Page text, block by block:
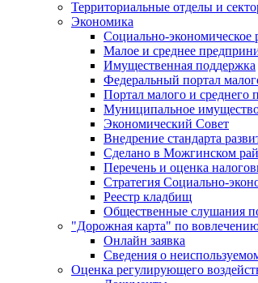
Территориальные отделы и
Экономика
Социально-экономическое
Малое и среднее
Имущественная поддержка
Федеральный портал
Портал малого и среднего
Муниципальное
Экономический Совет
Внедрение стандарта
Сделано в Можгинском
Перечень и оценка
Стратегия Социально-
Реестр кладбищ
Общественные слушания
"Дорожная карта" по
Онлайн заявка
Сведения о
Оценка регулирующего